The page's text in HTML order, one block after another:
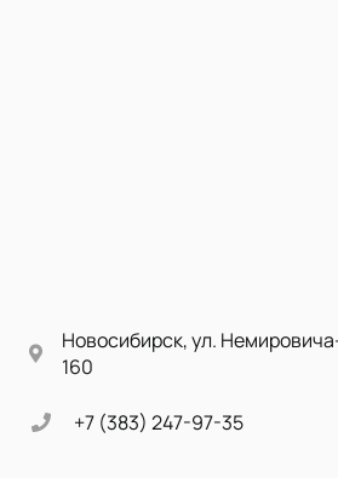
Новосибирск, ул.
160
+7 (383) 247-97-35